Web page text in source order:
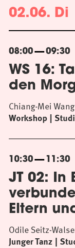
02.06. Di
08:00 09:30
WS 16:
den
Workshop
Chiang-Mei
10:30 11:30
JT 02: In
Eltern
Junger Tanz
Odile Seitz-